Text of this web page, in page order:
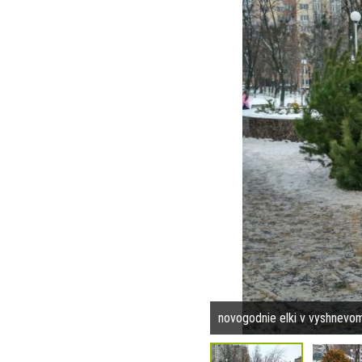
novogodnie elki v